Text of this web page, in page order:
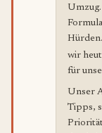
wir
für
Unser
Tipps,